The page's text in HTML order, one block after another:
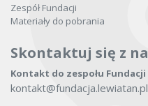
Zespół Fundacji
Materiały do pobrania
Skontaktuj się z
Kontakt do zespołu Fundacji
kontakt@fundacja.lewiatan.pl